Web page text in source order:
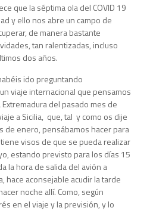
que la séptima ola del COVID 19
y ello nos abre un campo de
de manera bastante
tan ralentizadas, incluso
dos años.
ido preguntando
viaje internacional que pensamos
del pasado mes de
a Sicilia, que, tal y como os dije
de enero, pensábamos hacer para
visos de que se pueda realizar
estando previsto para los días 15
la hora de salida del avión a
hace aconsejable acudir la tarde
noche allí. Como, según
en el viaje y la previsión, y lo